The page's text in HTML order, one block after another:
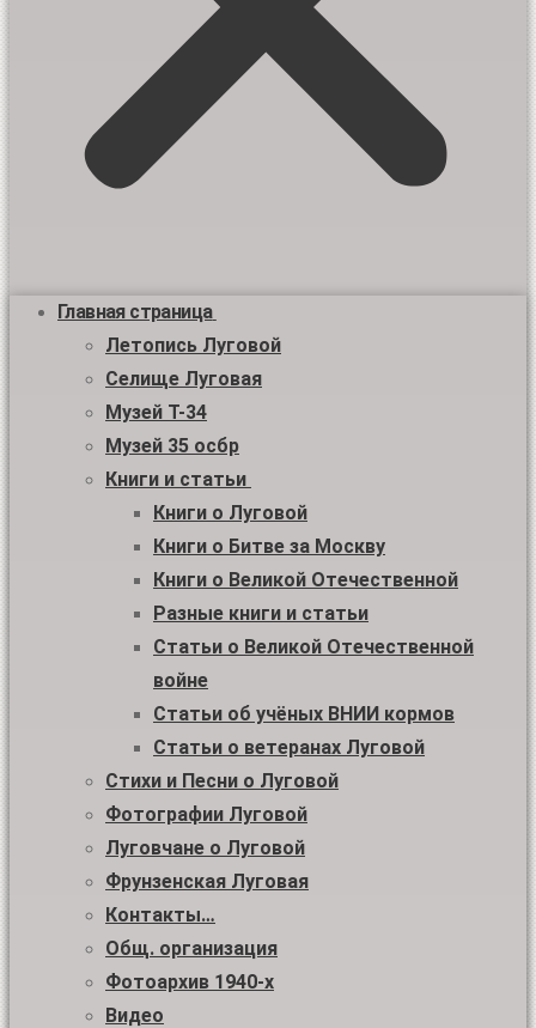
Главная страница
Летопись Луговой
Селище Луговая
Музей Т-34
Музей 35 осбр
Книги и статьи
Книги о Луговой
Книги о Битве за Москву
Книги о Великой Отечественной
Разные книги и статьи
Статьи о Великой Отечественной
войне
Статьи об учёных ВНИИ кормов
Статьи о ветеранах Луговой
Стихи и Песни о Луговой
Фотографии Луговой
Луговчане о Луговой
Фрунзенская Луговая
Контакты…
Общ. организация
Фотоархив 1940-х
Видео